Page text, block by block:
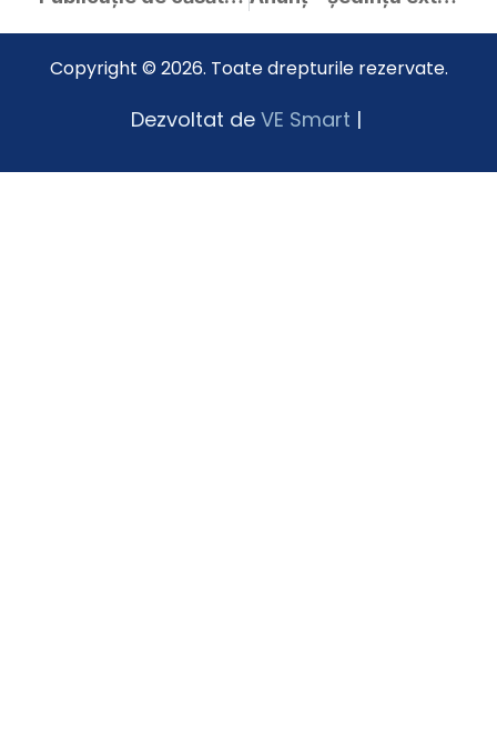
Copyright © 2026. Toate drepturile rezervate.
Dezvoltat de VE Smart |